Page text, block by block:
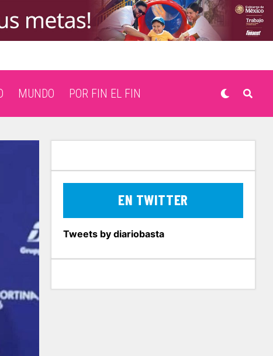
MUNDO POR FIN EL FIN
EN TWITTER
Tweets by diariobasta